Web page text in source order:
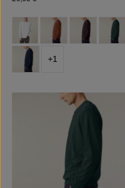
Farbe auswählen
+1